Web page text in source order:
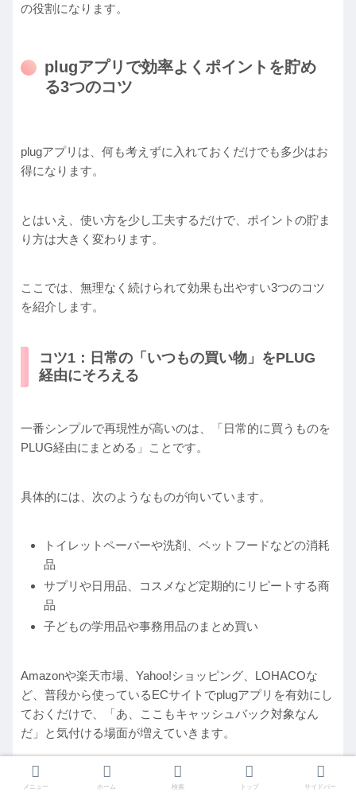
の役割になります。
plugアプリで効率よくポイントを貯め
る3つのコツ
plugアプリは、何も考えずに入れておくだけでも多少はお
得になります。
とはいえ、使い方を少し工夫するだけで、ポイントの貯ま
り方は大きく変わります。
ここでは、無理なく続けられて効果も出やすい3つのコツ
を紹介します。
コツ1：日常の「いつもの買い物」をPLUG
経由にそろえる
一番シンプルで再現性が高いのは、「日常的に買うものを
PLUG経由にまとめる」ことです。
具体的には、次のようなものが向いています。
トイレットペーパーや洗剤、ペットフードなどの消耗
品
サプリや日用品、コスメなど定期的にリピートする商
品
子どもの学用品や事務用品のまとめ買い
Amazonや楽天市場、Yahoo!ショッピング、LOHACOな
ど、普段から使っているECサイトでplugアプリを有効にし
ておくだけで、「あ、ここもキャッシュバック対象なん
だ」と気付ける場面が増えていきます。
「高額商品を狙って一発で大きく稼ぐ」のではなく、「い
メニュー ホーム 検索 トップ サイドバー